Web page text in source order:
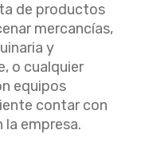
de productos
mercancías,
y
o cualquier
equipos
contar con
la empresa.